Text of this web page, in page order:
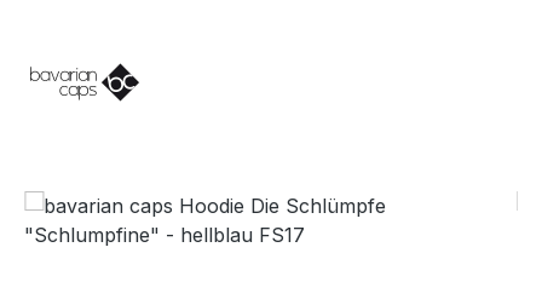
Bildergalerie überspringen